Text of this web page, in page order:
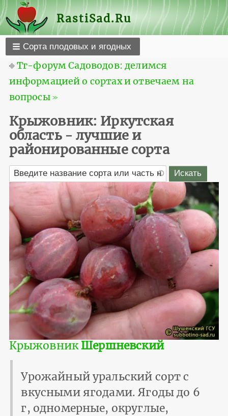
RastiSad.Ru
Сорта плодовых и ягодных
⎆Тг-форум Садоводов: делимся
информацией о сортах и отвечаем на
вопросы ≫
Крыжовник: Иркутская
область - лучшие и
районированные сорта
КрыжовникШершневский
Урожайный уральский сорт с
вкусными ягодами. Ягоды до 6
г, одномерные, округлые,